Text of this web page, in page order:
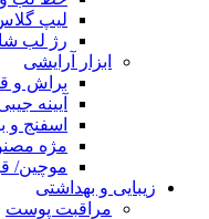
لیپ
رژ لب
ابزار آرایشی
براش و
آیینه
اسفنج و
مژه
موچین/
زیبایی و بهداشتی
مراقبت پوست